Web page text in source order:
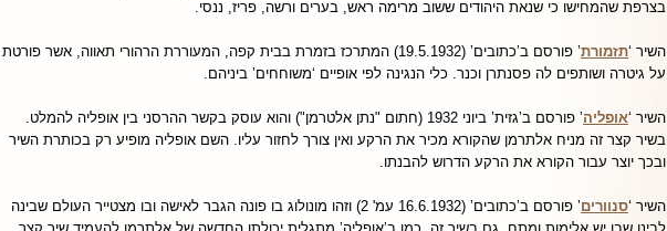
בצרפת שהמחישו כי שנאת היהודים ששוב מרימה ראש, בערים ורשה, פריז, ננסי.
השיר ‘תזמורת
’ פורסם ב’כתובים’ (19.5.1932) המתרכז בזמרת בבית קפה, המעוררת הרהורי תאווה, אשר פורטת
על גיטרה ושותפים לה פסנתרן וכנר. כלי הנגינה לפי אופיים ‘משוחחים’ ביניהם.
השיר ‘אופליה
’ פורסם ב’גזית’ ביוני 1932 (חתום "נתן אלטרמן") והוא עוסק בקשר ההרסני בין אופליה להמלט.
בשיר קצר זה מניח אלתרמן שהקורא מכיר את הרקע ואין צורך לחזור עליו. השם אופליה מופיע רק בכותרת השיר
ובכך יוצר עבור הקורא את הרקע הדרוש להבנתו.
השיר ‘סנוורים
’ פורסם ב’כתובים’ (16.6.1932 עמ' 2) וזהו מונולוג בו פונה הגבר לאישה ובו מצטייר העולם שבינה